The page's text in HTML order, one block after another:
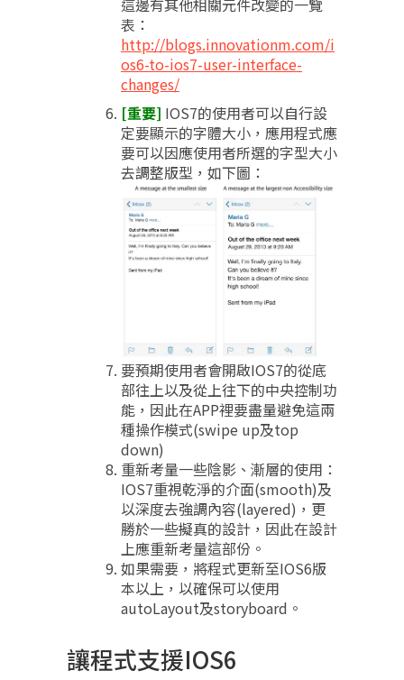
這邊有其他相關元件改變的一覽
表：
http://blogs.innovationm.com/i
os6-to-ios7-user-interface-
changes/
[重要] IOS7的使用者可以自行設
定要顯示的字體大小，應用程式應
要可以因應使用者所選的字型大小
去調整版型，如下圖：
要預期使用者會開啟IOS7的從底
部往上以及從上往下的中央控制功
能，因此在APP裡要盡量避免這兩
種操作模式(swipe up及top
down)
重新考量一些陰影、漸層的使用：
IOS7重視乾淨的介面(smooth)及
以深度去強調內容(layered)，更
勝於一些擬真的設計，因此在設計
上應重新考量這部份。
如果需要，將程式更新至IOS6版
本以上，以確保可以使用
autoLayout及storyboard。
讓程式支援IOS6